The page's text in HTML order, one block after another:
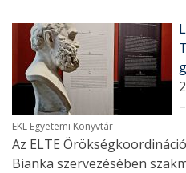
EKL Egyetemi Könyvtár
Az ELTE
Bianka szervezésében